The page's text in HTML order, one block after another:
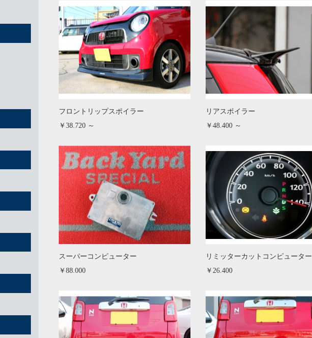
フロントリップスポイラー
￥38.720 ～
リアスポイラー
￥48.400 ～
スーパーコンピューター
￥88.000
リミッターカットコンピューター
￥26.400